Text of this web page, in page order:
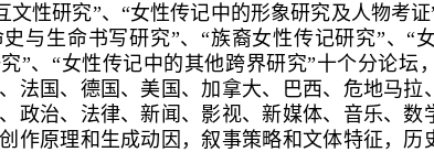
文性研究”、“女性传记中的形象研究及人物考
与生命书写研究”、“族裔女性传记研究”、“
”、“女性传记中的其他跨界研究”十个分论
法国、德国、美国、加拿大、巴西、危地马
政治、法律、新闻、影视、新媒体、音乐、
作原理和生成动因，叙事策略和文体特征，